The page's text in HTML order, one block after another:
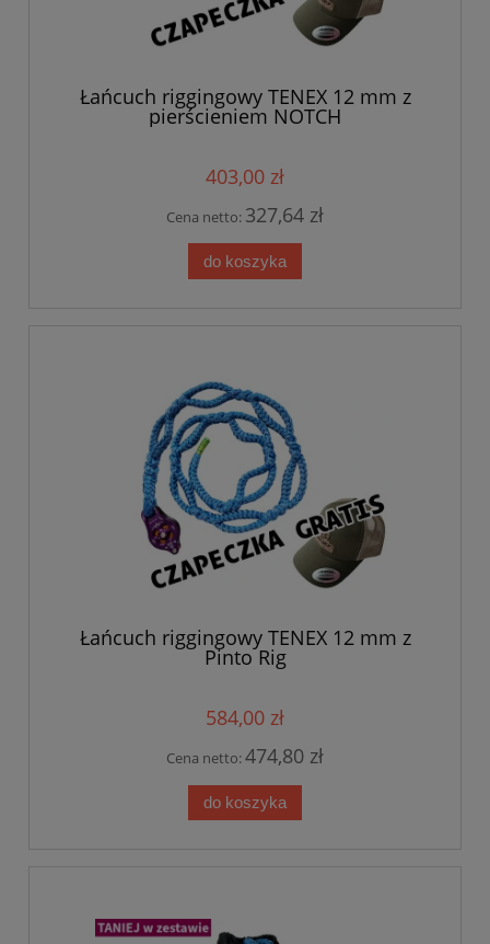
Łańcuch riggingowy TENEX 12 mm z
pierścieniem NOTCH
403,00 zł
Cena netto: 327,64 zł
do koszyka
Łańcuch riggingowy TENEX 12 mm z
Pinto Rig
584,00 zł
Cena netto:474,80 zł
do koszyka